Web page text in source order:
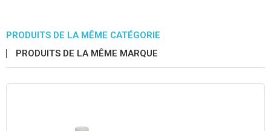
PRODUITS DE LA MÊME CATÉGORIE
PRODUITS DE LA MÊME MARQUE